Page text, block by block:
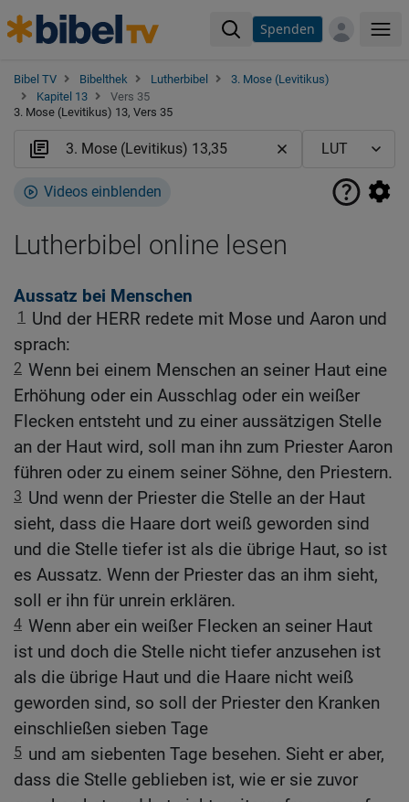
Spenden
Bibel TV Bibelthek Lutherbibel
3. Mose (Levitikus)
Kapitel 13
Vers 35
3. Mose (Levitikus) 13, Vers 35
Videos einblenden
Lutherbibel online lesen
Aussatz bei Menschen
1
Und der HERR redete mit Mose und Aaron und
sprach:
2 Wenn bei einem Menschen an seiner Haut eine
Erhöhung oder ein Ausschlag oder ein weißer
Flecken entsteht und zu einer aussätzigen Stelle
an der Haut wird, soll man ihn zum Priester Aaron
führen oder zu einem seiner Söhne, den Priestern.
3 Und wenn der Priester die Stelle an der Haut
sieht, dass die Haare dort weiß geworden sind
und die Stelle tiefer ist als die übrige Haut, so ist
es Aussatz. Wenn der Priester das an ihm sieht,
soll er ihn für unrein erklären.
4 Wenn aber ein weißer Flecken an seiner Haut
ist und doch die Stelle nicht tiefer anzusehen ist
als die übrige Haut und die Haare nicht weiß
geworden sind, so soll der Priester den Kranken
einschließen sieben Tage
5 und am siebenten Tage besehen. Sieht er aber,
dass die Stelle geblieben ist, wie er sie zuvor